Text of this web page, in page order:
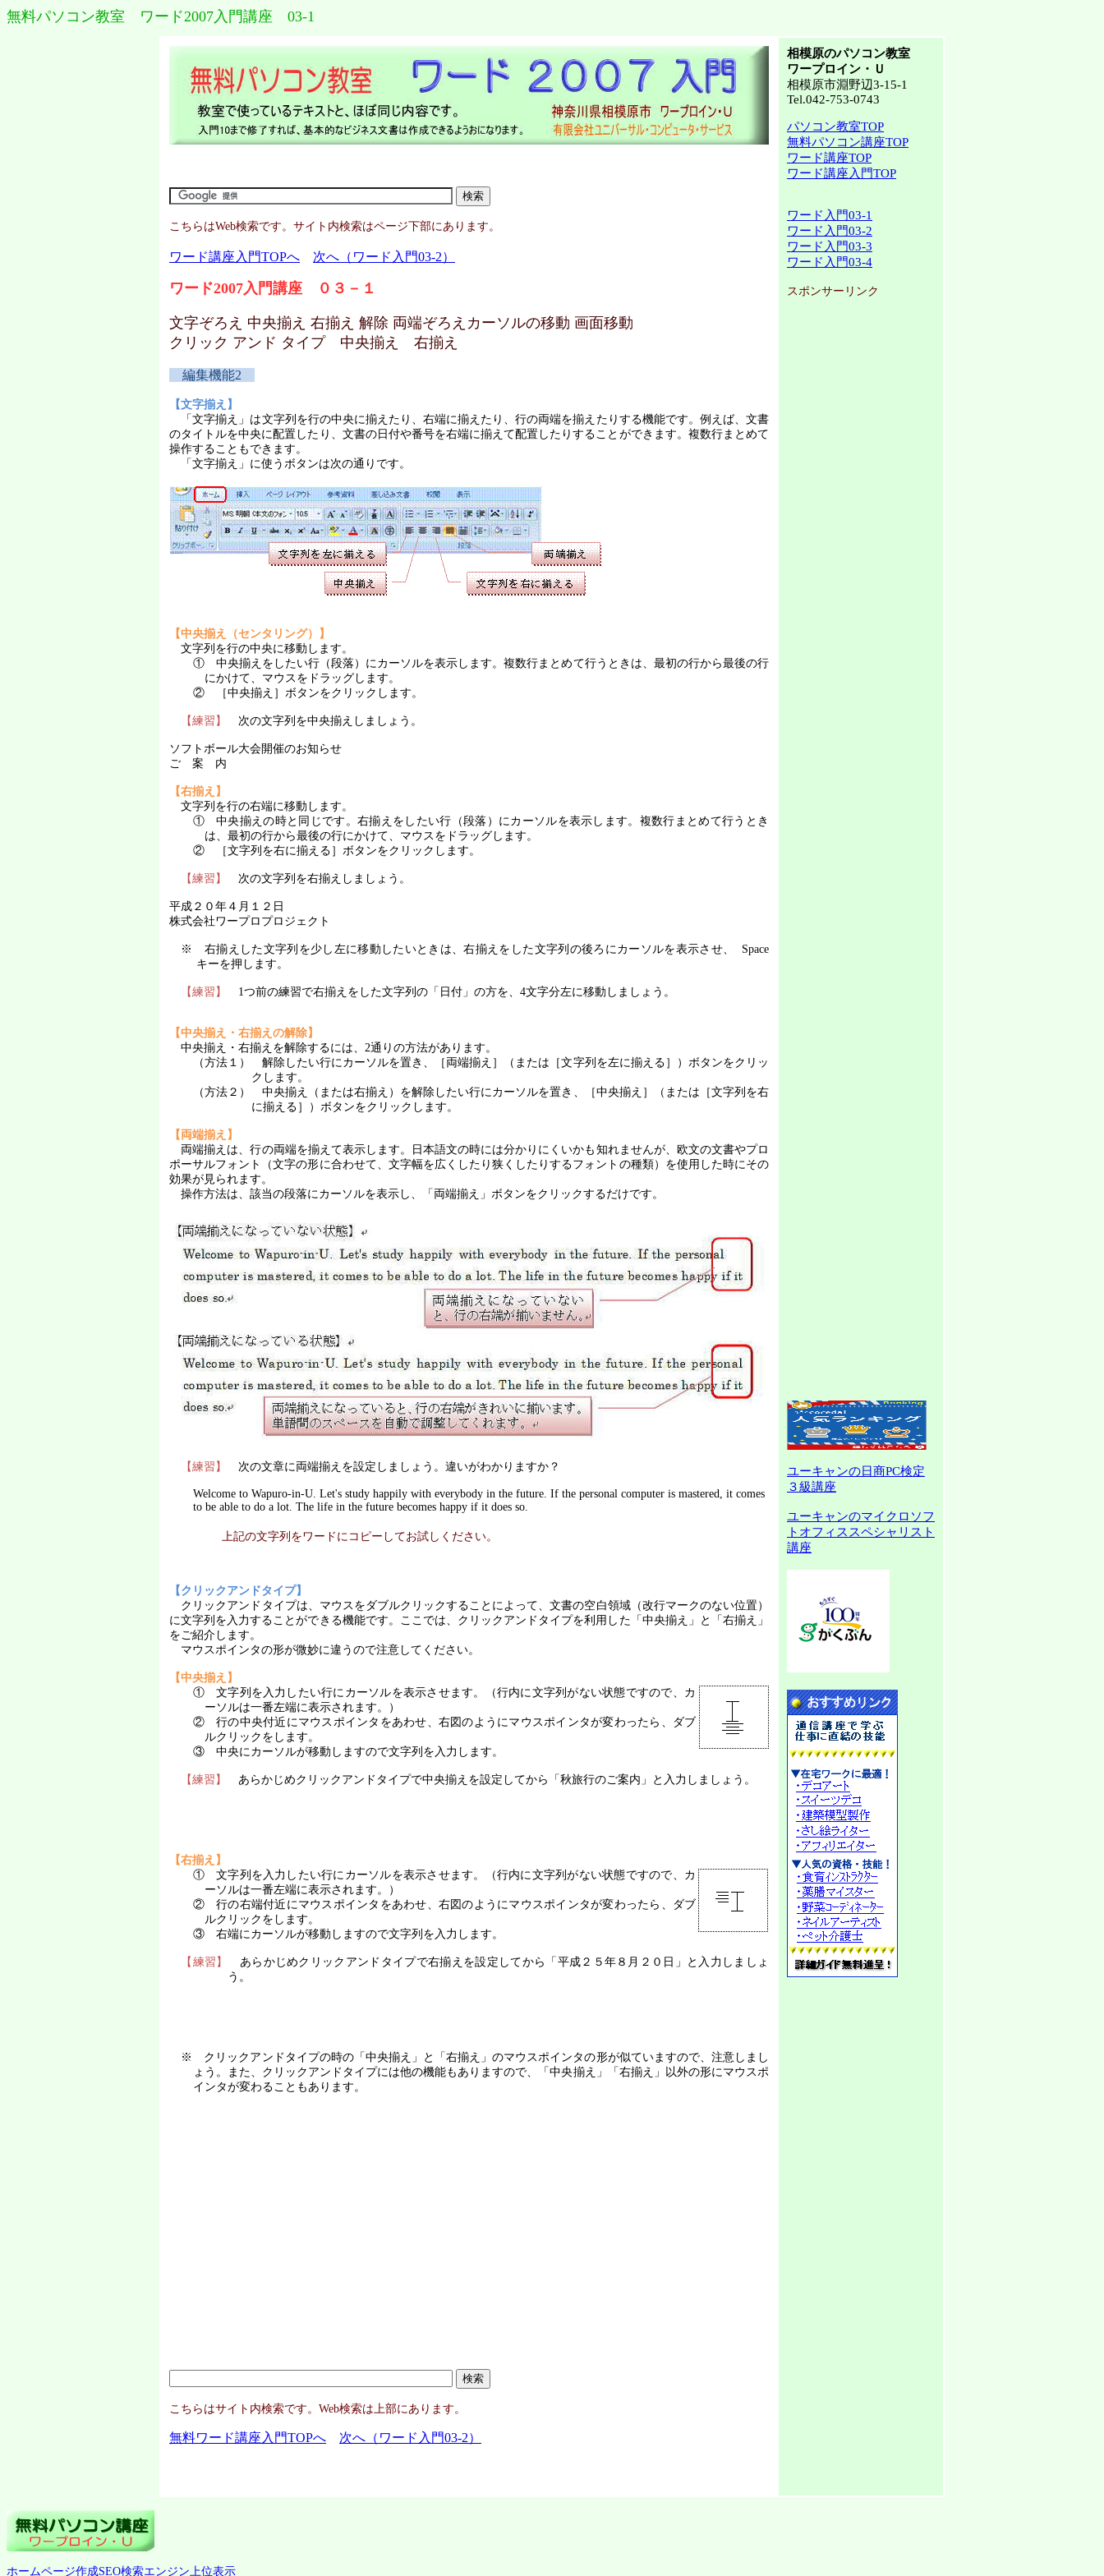
無料パソコン教室 ワード2007入門講座 03-1
こちらはWeb検索です。サイト内検索はページ下部にあります。
ワード講座入門TOPへ 次へ（ワード入門03-2）
ワード2007入門講座 ０３－１
文字ぞろえ 中央揃え 右揃え 解除 両端ぞろえカーソルの移動 画面移動
クリック アンド タイプ 中央揃え 右揃え
編集機能2
【文字揃え】
「文字揃え」は文字列を行の中央に揃えたり、右端に揃えたり、行の両端を揃えたりする機能です。例えば、文書
のタイトルを中央に配置したり、文書の日付や番号を右端に揃えて配置したりすることができます。複数行まとめて
操作することもできます。
「文字揃え」に使うボタンは次の通りです。
【中央揃え（センタリング）】
文字列を行の中央に移動します。
① 中央揃えをしたい行（段落）にカーソルを表示します。複数行まとめて行うときは、最初の行から最後の行
にかけて、マウスをドラッグします。
② ［中央揃え］ボタンをクリックします。
【練習】 次の文字列を中央揃えしましょう。
ソフトボール大会開催のお知らせ
ご 案 内
【右揃え】
文字列を行の右端に移動します。
① 中央揃えの時と同じです。右揃えをしたい行（段落）にカーソルを表示します。複数行まとめて行うとき
は、最初の行から最後の行にかけて、マウスをドラッグします。
② ［文字列を右に揃える］ボタンをクリックします。
【練習】 次の文字列を右揃えしましょう。
平成２０年４月１２日
株式会社ワープロプロジェクト
※ 右揃えした文字列を少し左に移動したいときは、右揃えをした文字列の後ろにカーソルを表示させ、
Space
キーを押します。
【練習】 1つ前の練習で右揃えをした文字列の「日付」の方を、4文字分左に移動しましょう。
【中央揃え・右揃えの解除】
中央揃え・右揃えを解除するには、 2通りの方法があります。
（方法１） 解除したい行にカーソルを置き、［両端揃え］（または［文字列を左に揃える］）ボタンをクリッ
クします。
（方法２） 中央揃え（または右揃え）を解除したい行にカーソルを置き、［中央揃え］（または［文字列を右
に揃える］）ボタンをクリックします。
【両端揃え】
両端揃えは、行の両端を揃えて表示します。日本語文の時には分かりにくいかも知れませんが、欧文の文書やプロ
ポーサルフォント（文字の形に合わせて、文字幅を広くしたり狭くしたりするフォントの種類）を使用した時にその
効果が見られます。
操作方法は、該当の段落にカーソルを表示し、「両端揃え」ボタンをクリックするだけです。
【練習】 次の文章に両端揃えを設定しましょう。違いがわかりますか？
Welcome to Wapuro-in-U. Let's study happily with everybody in the future. If the personal computer is mastered, it comes
to be able to do a lot. The life in the future becomes happy if it does so.
上記の文字列をワードにコピーしてお試しください。
【クリックアンドタイプ】
クリックアンドタイプは、マウスをダブルクリックすることによって、文書の空白領域（改行マークのない位置）
に文字列を入力することができる機能です。ここでは、クリックアンドタイプを利用した「中央揃え」と「右揃え」
をご紹介します。
マウスポインタの形が微妙に違うので注意してください。
【中央揃え】
① 文字列を入力したい行にカーソルを表示させます。（行内に文字列がない状態ですので、カ
ーソルは一番左端に表示されます。）
② 行の中央付近にマウスポインタをあわせ、右図のようにマウスポインタが変わったら、ダブ
ルクリックをします。
③ 中央にカーソルが移動しますので文字列を入力します。
【練習】 あらかじめクリックアンドタイプで中央揃えを設定してから「秋旅行のご案内」と入力しましょう。
【右揃え】
① 文字列を入力したい行にカーソルを表示させます。（行内に文字列がない状態ですので、カ
ーソルは一番左端に表示されます。）
② 行の右端付近にマウスポインタをあわせ、右図のようにマウスポインタが変わったら、ダブ
ルクリックをします。
③ 右端にカーソルが移動しますので文字列を入力します。
【練習】
あらかじめクリックアンドタイプで右揃えを設定してから「平成２５年８月２０日」と入力しましょ
う。
※ クリックアンドタイプの時の「中央揃え」と「右揃え」のマウスポインタの形が似ていますので、注意しまし
ょう。また、クリックアンドタイプには他の機能もありますので、「中央揃え」「右揃え」以外の形にマウスポ
インタが変わることもあります。
こちらはサイト内検索です。Web検索は上部にあります。
無料ワード講座入門TOPへ 次へ（ワード入門03-2）
相模原のパソコン教室
ワープロイン・Ｕ
相模原市淵野辺3-15-1
Tel.042-753-0743
パソコン教室TOP
無料パソコン講座TOP
ワード講座TOP
ワード講座入門TOP
ワード入門03-1
ワード入門03-2
ワード入門03-3
ワード入門03-4
スポンサーリンク
ユーキャンの日商PC検定
３級講座
ユーキャンのマイクロソフ
トオフィススペシャリスト
講座
ホームページ作成SEO検索エンジン上位表示